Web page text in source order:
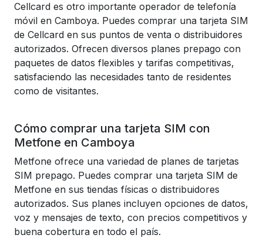
Cellcard es otro importante operador de telefonía
móvil en Camboya. Puedes comprar una tarjeta SIM
de Cellcard en sus puntos de venta o distribuidores
autorizados. Ofrecen diversos planes prepago con
paquetes de datos flexibles y tarifas competitivas,
satisfaciendo las necesidades tanto de residentes
como de visitantes.
Cómo comprar una tarjeta SIM con
Metfone en Camboya
Metfone ofrece una variedad de planes de tarjetas
SIM prepago. Puedes comprar una tarjeta SIM de
Metfone en sus tiendas físicas o distribuidores
autorizados. Sus planes incluyen opciones de datos,
voz y mensajes de texto, con precios competitivos y
buena cobertura en todo el país.